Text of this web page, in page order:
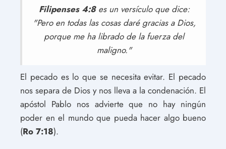
Filipenses 4:8es un versículo que dice:
"Pero en todas las cosas daré gracias a Dios,
porque me ha librado de la fuerza del
maligno."
El pecado es lo que se necesita evitar. El pecado
nos separa de Dios y nos lleva a la condenación. El
apóstol Pablo nos advierte que no hay ningún
poder en el mundo que pueda hacer algo bueno
(Ro 7:18).